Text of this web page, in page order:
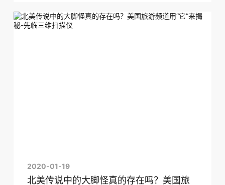
2020-01-19
北美传说中的大脚怪真的存在吗？美国旅